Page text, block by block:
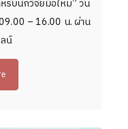
รับนักวิจัยมือใหม่” วัน
– 16.00 น. ผ่าน
น์